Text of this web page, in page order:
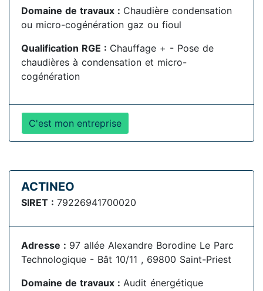
Domaine de travaux : Chaudière condensation
ou micro-cogénération gaz ou fioul
Qualification RGE : Chauffage + - Pose de
chaudières à condensation et micro-
cogénération
C'est mon entreprise
ACTINEO
SIRET : 79226941700020
Adresse : 97 allée Alexandre Borodine Le Parc
Technologique - Bât 10/11 , 69800 Saint-Priest
Domaine de travaux : Audit énergétique